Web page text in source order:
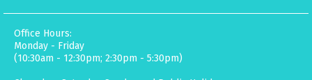
Office Hours:
Monday - Friday
(10:30am - 12:30pm; 2:30pm - 5:30pm)